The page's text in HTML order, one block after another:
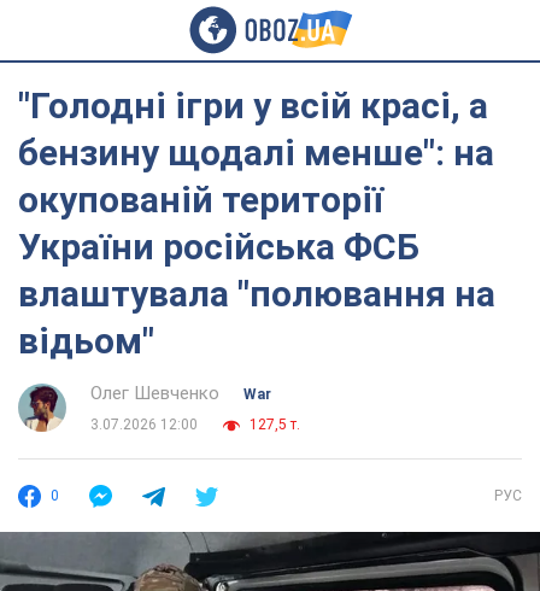
"Голодні ігри у всій красі, а
бензину щодалі менше": на
окупованій території
України російська ФСБ
влаштувала "полювання на
відьом"
Олег Шевченко
War
3.07.2026 12:00
127,5 т.
0 РУС